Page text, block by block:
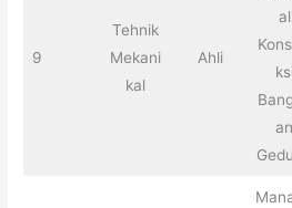
9
Tehnik
Mekani
kal
Ahli
al
an